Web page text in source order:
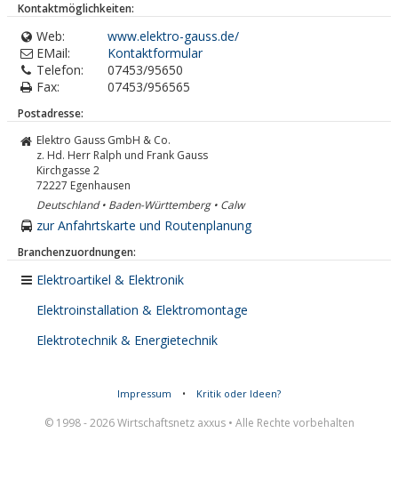
Kontaktmöglichkeiten:
Web:
www.elektro-gauss.de/
EMail:
Kontaktformular
Telefon:
07453/95650
Fax:
07453/956565
Postadresse:
Elektro Gauss GmbH & Co.
z. Hd. Herr Ralph und Frank Gauss
Kirchgasse 2
72227 Egenhausen
Deutschland • Baden-Württemberg • Calw
zur Anfahrtskarte und Routenplanung
Branchenzuordnungen:
Elektroartikel & Elektronik
Elektroinstallation & Elektromontage
Elektrotechnik & Energietechnik
Impressum • Kritik oder Ideen?
© 1998 - 2026 Wirtschaftsnetz axxus • Alle Rechte vorbehalten